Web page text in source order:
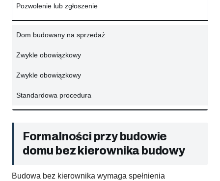
Pozwolenie lub zgłoszenie
Dom budowany na sprzedaż
Zwykle obowiązkowy
Zwykle obowiązkowy
Standardowa procedura
Formalności przy budowie
domu bez kierownika budowy
Budowa bez kierownika wymaga spełnienia